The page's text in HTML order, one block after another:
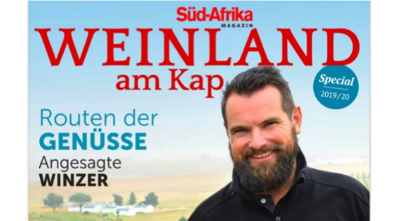
IN DEN WARENKORB / DETAILS